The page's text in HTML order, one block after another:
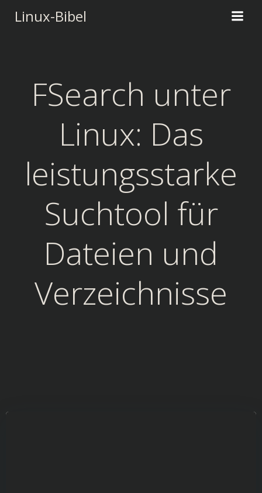
Linux-Bibel
FSearch unter
Linux: Das
leistungsstarke
Suchtool für
Dateien und
Verzeichnisse